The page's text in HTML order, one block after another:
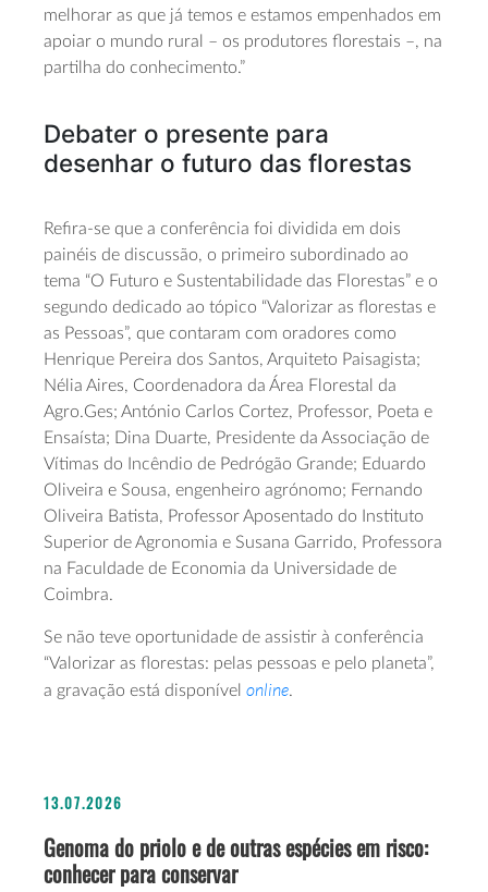
melhorar as que já temos e estamos empenhados em
apoiar o mundo rural – os produtores florestais –, na
partilha do conhecimento.”
Debater o presente para
desenhar o futuro das florestas
Refira-se que a conferência foi dividida em dois
painéis de discussão, o primeiro subordinado ao
tema “O Futuro e Sustentabilidade das Florestas” e o
segundo dedicado ao tópico “Valorizar as florestas e
as Pessoas”, que contaram com oradores como
Henrique Pereira dos Santos, Arquiteto Paisagista;
Nélia Aires, Coordenadora da Área Florestal da
Agro.Ges; António Carlos Cortez, Professor, Poeta e
Ensaísta; Dina Duarte, Presidente da Associação de
Vítimas do Incêndio de Pedrógão Grande; Eduardo
Oliveira e Sousa, engenheiro agrónomo; Fernando
Oliveira Batista, Professor Aposentado do Instituto
Superior de Agronomia e Susana Garrido, Professora
na Faculdade de Economia da Universidade de
Coimbra.
Se não teve oportunidade de assistir à conferência
“Valorizar as florestas: pelas pessoas e pelo planeta”,
a gravação está disponível online.
13.07.2026
Genoma do priolo e de outras espécies em risco:
conhecer para conservar